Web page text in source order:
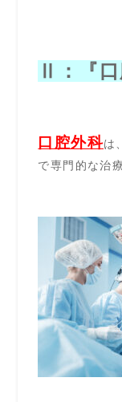
Ⅱ：『
口腔外科は
で専門的な治